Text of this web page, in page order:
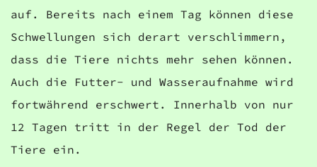
auf. Bereits nach einem Tag können diese
Schwellungen sich derart verschlimmern,
dass die Tiere nichts mehr sehen können.
Auch die Futter- und Wasseraufnahme wird
fortwährend erschwert. Innerhalb von nur
12 Tagen tritt in der Regel der Tod der
Tiere ein.